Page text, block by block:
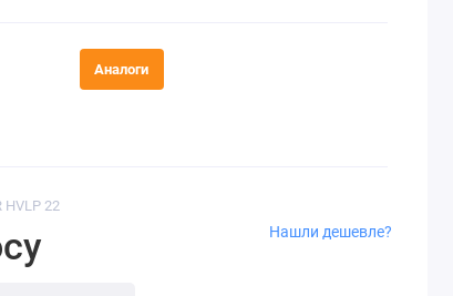
HVLP 22
Нашли дешевле?
Аналоги